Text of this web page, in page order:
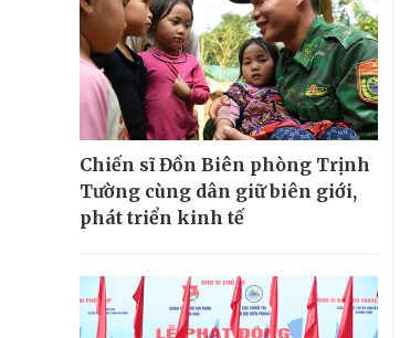
Chiến sĩ Đồn Biên phòng Trịnh
Tường cùng dân giữ biên giới,
phát triển kinh tế